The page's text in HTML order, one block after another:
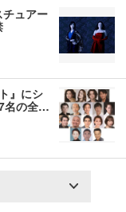
ュアー
』にシ
名の全…